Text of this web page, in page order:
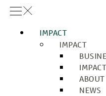
IMPACT
IMPACT
IMPACT
NEWS